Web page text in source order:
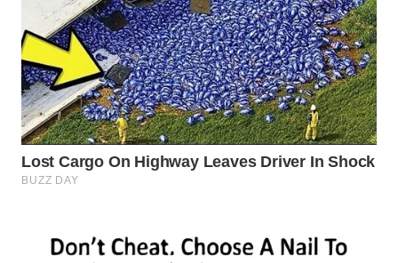
BINJAI
WN
CIREBON
WN
INDRAMAYU
WN
WN